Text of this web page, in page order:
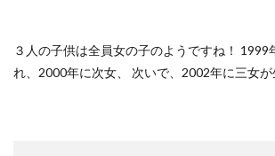
３人の子供は全員女の子のようですね！ 1999
れ、2000年に次女、 次いで、2002年に三女が